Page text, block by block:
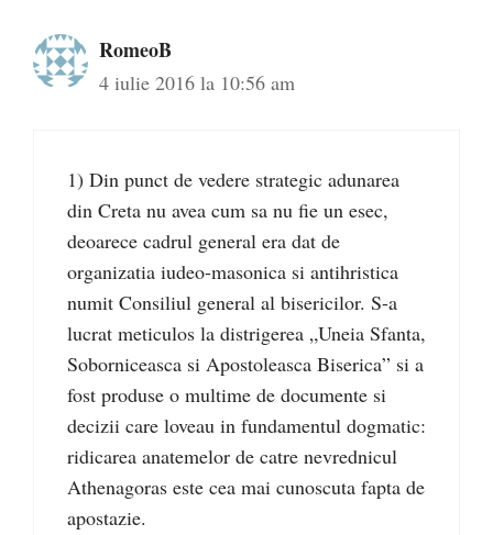
RomeoB
4 iulie 2016 la 10:56 am
1) Din punct de vedere strategic adunarea
din Creta nu avea cum sa nu fie un esec,
deoarece cadrul general era dat de
organizatia iudeo-masonica si antihristica
numit Consiliul general al bisericilor. S-a
lucrat meticulos la distrigerea „Uneia Sfanta,
Soborniceasca si Apostoleasca Biserica” si a
fost produse o multime de documente si
decizii care loveau in fundamentul dogmatic:
ridicarea anatemelor de catre nevrednicul
Athenagoras este cea mai cunoscuta fapta de
apostazie.